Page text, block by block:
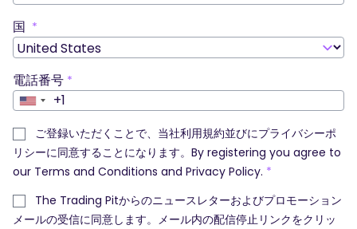
国 *
電話番号 *
United
States
+1
+1
ご登録いただくことで、当社利用規約並びにプライバシーポ
リシーに同意することになります。By registering you agree to
our Terms and Conditions and Privacy Policy. *
The Trading Pitからのニュースレターおよびプロモーション
メールの受信に同意します。メール内の配信停止リンクをクリッ